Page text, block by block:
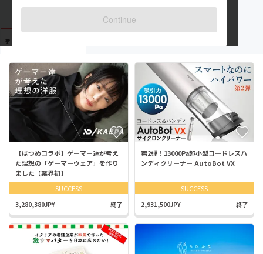
Continue
【はつめコラボ】ゲーマー達が考え
た理想の「ゲーマーウェア」を作り
ました【業界初】
SUCCESS
3,280,380JPY 終了
第2弾！13000Pa超小型コードレスハ
ンディクリーナー AutoBot VX
SUCCESS
2,931,500JPY 終了